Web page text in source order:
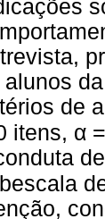
alunos
de
itens, α